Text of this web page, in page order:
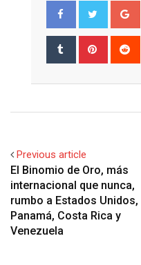
Tumblr Pinterest
Previous article
El Binomio de Oro, más
internacional que nunca,
rumbo a Estados Unidos,
Panamá, Costa Rica y
Venezuela